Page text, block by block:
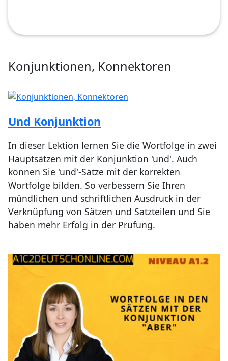
Konjunktionen, Konnektoren
Und Konjunktion
In dieser Lektion lernen Sie die Wortfolge in zwei
Hauptsätzen mit der Konjunktion 'und'. Auch
können Sie 'und'-Sätze mit der korrekten
Wortfolge bilden. So verbessern Sie Ihren
mündlichen und schriftlichen Ausdruck in der
Verknüpfung von Sätzen und Satzteilen und Sie
haben mehr Erfolg in der Prüfung.